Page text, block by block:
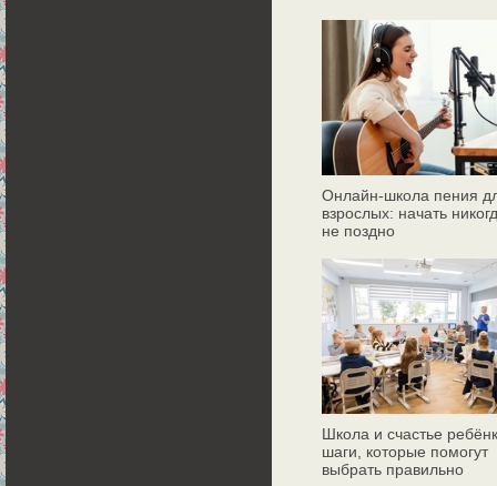
Онлайн‑школа пения
взрослых: начать
не поздно
Школа и счастье
шаги, которые помогут
выбрать правильно